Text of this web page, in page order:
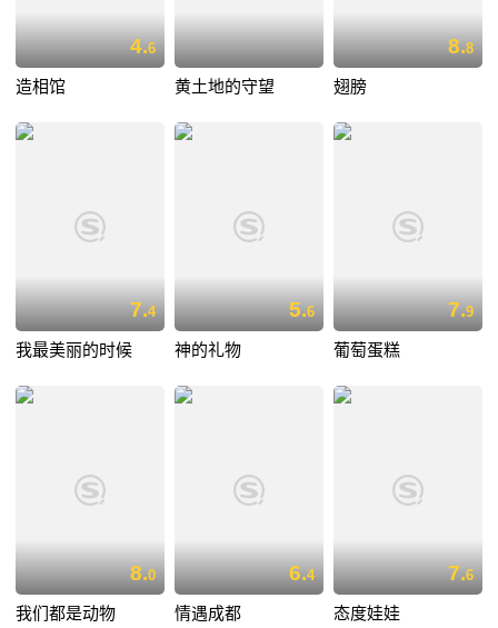
4.6
造相馆 黄土地的守望
8.8
翅膀
7.4
我最美丽的时候
5.6
神的礼物
7.9
葡萄蛋糕
8.0
我们都是动物
6.4
情遇成都
7.6
态度娃娃